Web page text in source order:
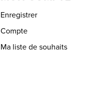
Enregistrer
Compte
Ma liste de souhaits